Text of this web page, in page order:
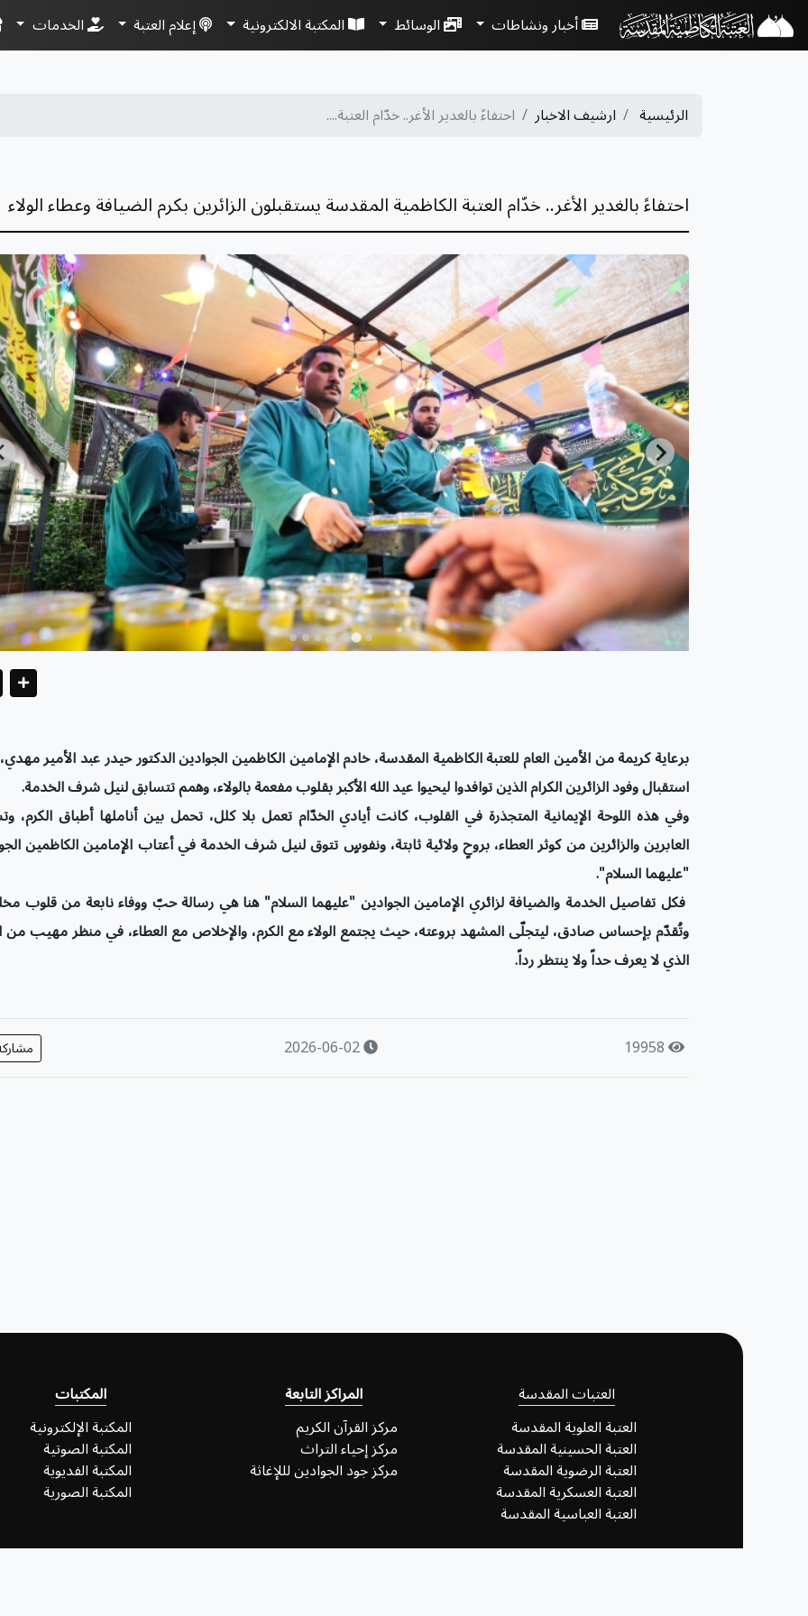
أخبار ونشاطات الوسائط المكتبة الالكترونية إعلام العتبة الخدمات
الرئيسية ارشيف الاخبار احتفاءً بالغدير الأغر.. خدّام العتبة....
احتفاءً بالغدير الأغر.. خدّام العتبة الكاظمية المقدسة يستقبلون الزائرين بكرم الضيافة وعطاء الولاء
برعاية كريمة من الأمين العام للعتبة الكاظمية المقدسة، خادم الإمامين الكاظمين الجوادين الدكتور حيدر عبد الأمير
استقبال وفود الزائرين الكرام الذين توافدوا ليحيوا عيد الله الأكبر بقلوب مفعمة بالولاء، وهمم تتسابق لنيل شرف الخدمة.
وفي هذه اللوحة الإيمانية المتجذرة في القلوب، كانت أيادي الخدّام تعمل بلا كلل، تحمل بين أناملها أطباق الكرم،
العابرين والزائرين من كوثر العطاء، بروحٍ ولائية ثابتة، ونفوسٍ تتوق لنيل شرف الخدمة في أعتاب الإمامين الكاظمين
"عليهما السلام".
فكل تفاصيل الخدمة والضيافة لزائري الإمامين الجوادين "عليهما السلام" هنا هي رسالة حبّ ووفاء نابعة من قلوب
وتُقدّم بإحساس صادق، ليتجلّى المشهد بروعته، حيث يجتمع الولاء مع الكرم، والإخلاص مع العطاء، في منظر مهيب من
الذي لا يعرف حداً ولا ينتظر رداً.
19958
2026-06-02
العتبات المقدسة
العتبة العلوية المقدسة
العتبة الحسينية المقدسة
العتبة الرضوية المقدسة
العتبة العسكرية المقدسة
العتبة العباسية المقدسة
المراكز التابعة
مركز القرآن الكريم
مركز إحياء التراث
مركز جود الجوادين لللإغاثة
المكتبات
المكتبة الإلكترونية
المكتبة الصوتية
المكتبة الفديوية
المكتبة الصورية